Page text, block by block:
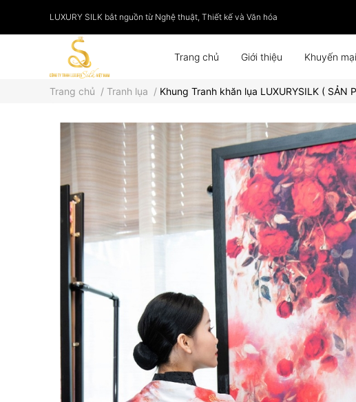
LUXURY SILK bắt nguồn từ Nghệ thuật, Thiết kế và Văn hóa
Trang chủ Giới thiệu Khuyến mại
Phụ kiện Tranh lụa Bình
Trang chủ / Tranh lụa / Khung Tranh khăn lụa LUXURYSILK ( SẢN